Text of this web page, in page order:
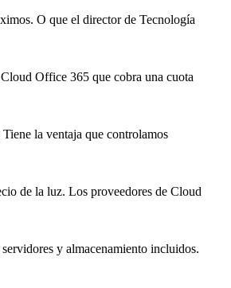
O que el director de Tecnología
Cloud Office 365 que cobra una cuota
la ventaja que controlamos
de la luz. Los proveedores de Cloud
y almacenamiento incluidos.